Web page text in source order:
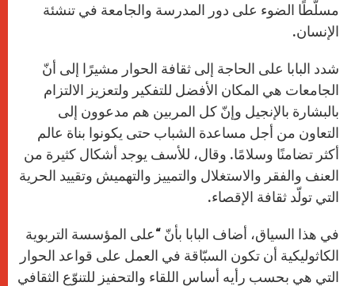
مسلّطًا الضوء على دور المدرسة والجامعة في تنشئة
الإنسان.
شدد البابا على الحاجة إلى ثقافة الحوار مشيرًا إلى أنّ
الجامعات هي المكان الأفضل للتفكير ولتعزيز الالتزام
بالبشارة بالإنجيل وإنّ كل المربين هم مدعوون إلى
التعاون من أجل مساعدة الشباب حتى يكونوا بناة عالم
أكثر تضامنًا وسلامًا. وقال، للأسف يوجد أشكال كثيرة من
العنف والفقر والاستغلال والتمييز والتهميش وتقييد الحرية
التي تولّد ثقافة الإقصاء.
في هذا السياق، أضاف البابا بأنّ “على المؤسسة التربوية
الكاثوليكية أن تكون السبّاقة في العمل على قواعد الحوار
التي هي بحسب رأيه أساس اللقاء والتحفيز للتنوّع الثقافي